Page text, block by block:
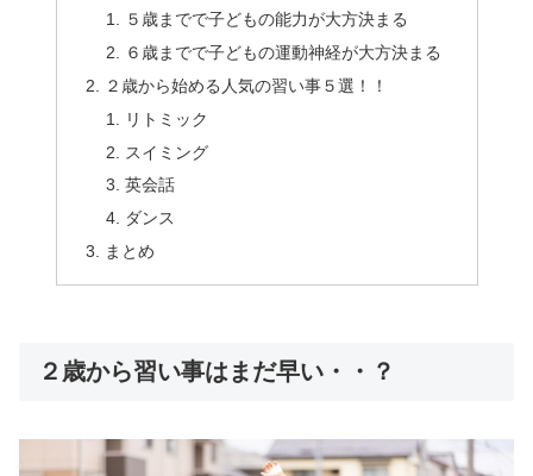
５歳までで子どもの能力が大方決まる
６歳までで子どもの運動神経が大方決まる
２歳から始める人気の習い事５選！！
リトミック
スイミング
英会話
ダンス
まとめ
２歳から習い事はまだ早い・・？